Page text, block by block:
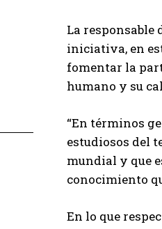
La responsable
iniciativa, en
fomentar la
humano y su
“En términos
estudiosos del
mundial y que
conocimiento
En lo que